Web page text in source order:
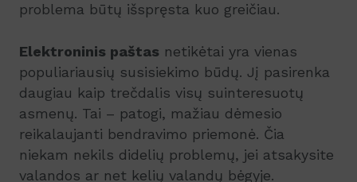
problema būtų išspręsta kuo greičiau.
Elektroninis paštas netikėtai yra vienas
populiariausių susisiekimo būdų. Jį pasirenka
daugiau kaip trečdalis visų suinteresuotų
asmenų. Tai – patogi, mažiau dėmesio
reikalaujanti bendravimo priemonė. Čia
niekam nekils didelių problemų, jei atsakysite
valandos ar net kelių valandų bėgyje.